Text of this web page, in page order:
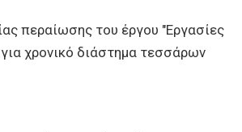
περαίωσης του έργου "Εργασίες
χρονικό διάστημα τεσσάρων